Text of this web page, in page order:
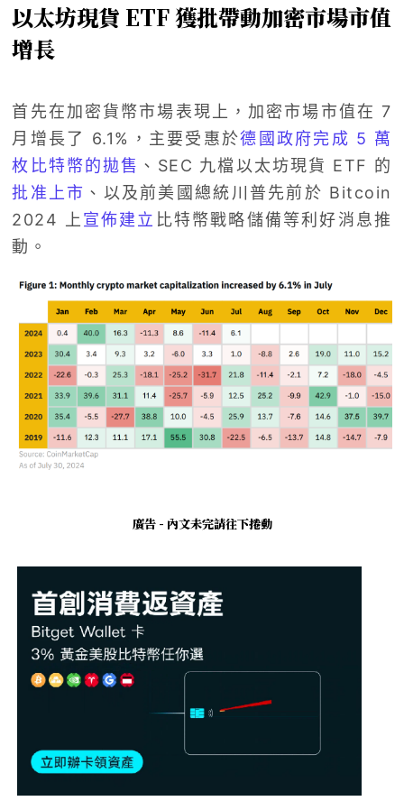
以太坊現貨 ETF 獲批帶動加密市場市值
增長
首先在加密貨幣市場表現上，加密市場市值在 7
月增長了 6.1%，主要受惠於德國政府完成 5 萬
枚比特幣的拋售 、SEC 九檔以太坊現貨 ETF 的
批准上市 、以及前美國總統川普先前於 Bitcoin
2024 上宣佈建立 比特幣戰略儲備等利好消息推
動。
廣告 - 內文未完請往下捲動